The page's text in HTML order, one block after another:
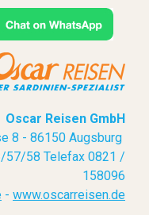
Oscar Reisen GmbH
8 - 86150 Augsburg
57/58 Telefax 0821 /
158096
- www.oscarreisen.de